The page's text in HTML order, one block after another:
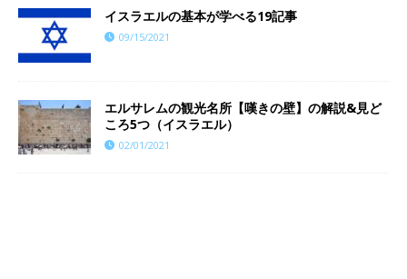
イスラエルの基本が学べる19記事
09/15/2021
エルサレムの観光名所【嘆きの壁】の解説&見ど
ころ5つ（イスラエル）
02/01/2021